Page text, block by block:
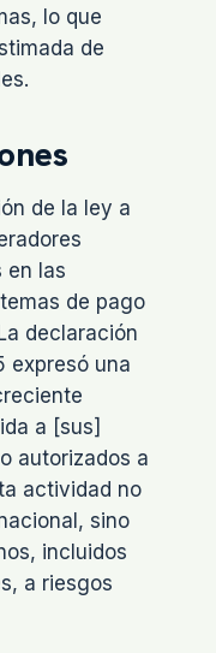
lo que
de
de la ley a
en las
de pago
declaración
expresó una
a [sus]
autorizados a
actividad no
sino
incluidos
a riesgos